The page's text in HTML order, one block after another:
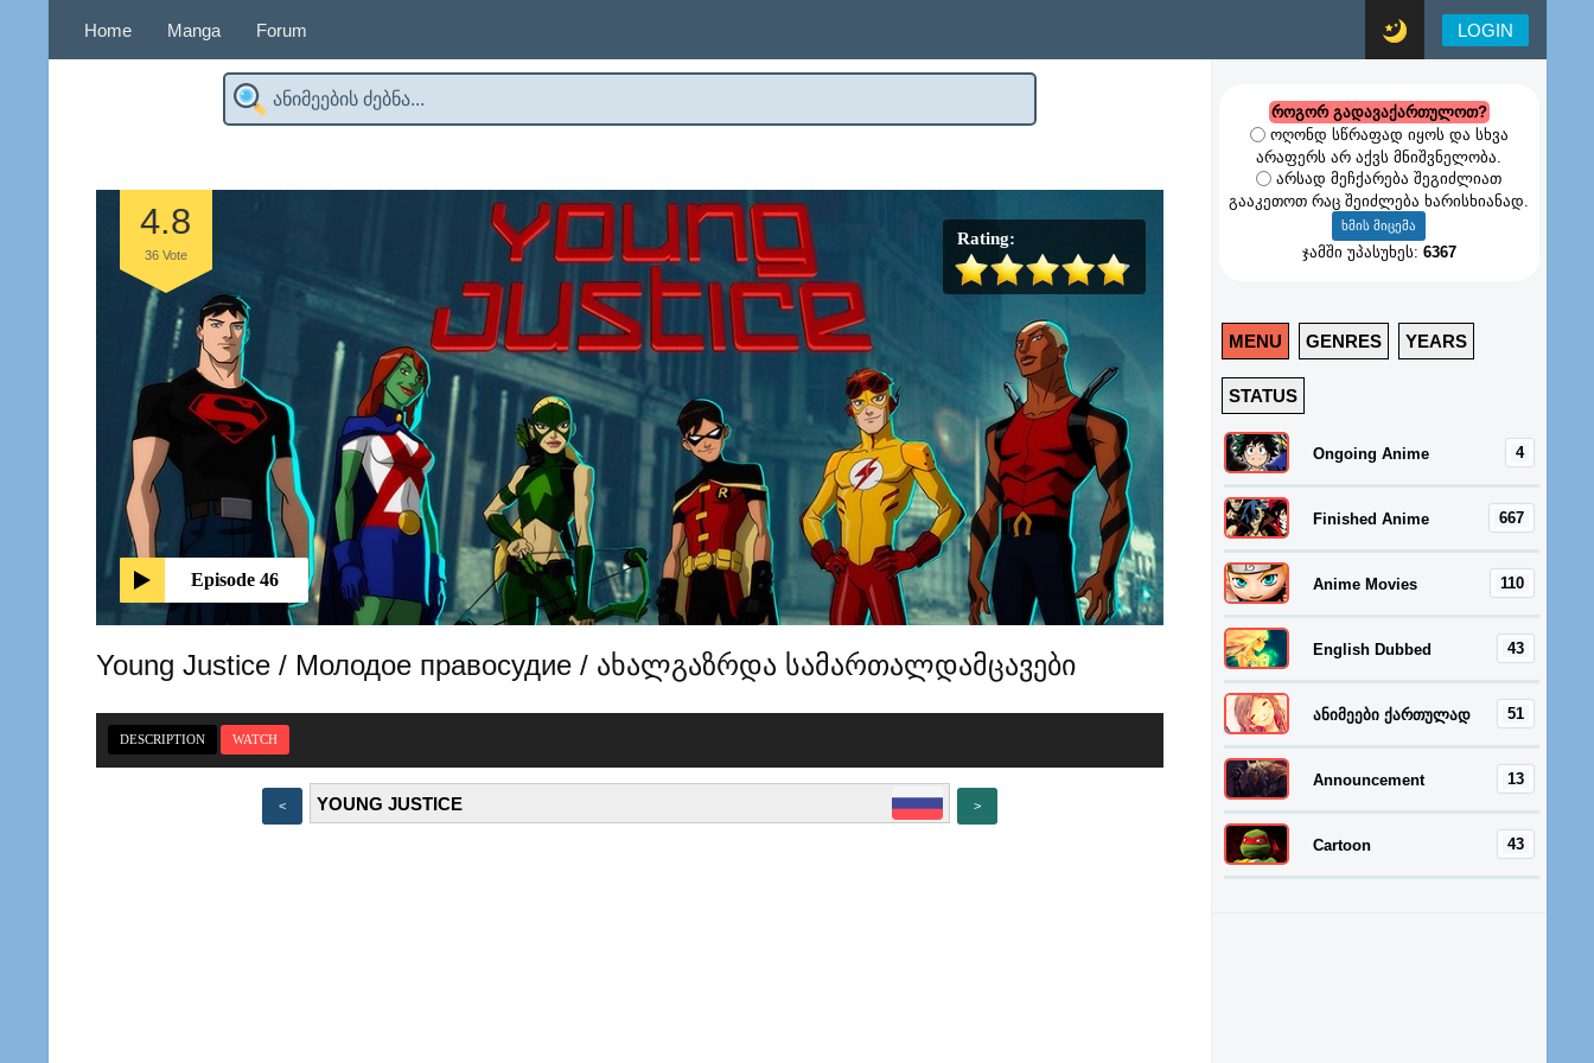
Home Manga Forum LOGIN
Episode 46
4.8
36Vote
Rating:
Young Justice / Молодое правосудие / ახალგაზრდა სამართალდამცავები
DESCRIPTION WATCH
< >
როგორ გადავაქართულოთ?
ოღონდ სწრაფად იყოს და სხვა
არაფერს არ აქვს მნიშვნელობა.
არსად მეჩქარება შეგიძლიათ
გააკეთოთ რაც შეიძლება ხარისხიანად.
ჯამში უპასუხეს: 6367
MENU GENRES YEARS
STATUS
4
Ongoing Anime
667
Finished Anime
110
Anime Movies
43
English Dubbed
51
ანიმეები ქართულად
13
Announcement
43
Cartoon